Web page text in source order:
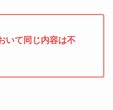
いて同じ内容は不